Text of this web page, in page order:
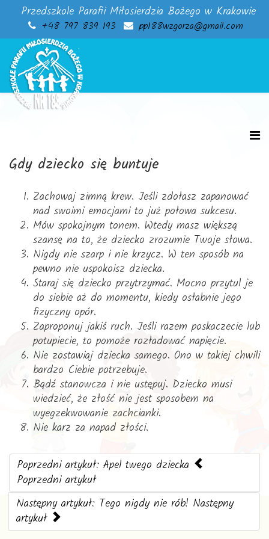
Przedszkole Parafii Miłosierdzia Bożego w Krakowie
+48 797 839 193 pp188wzgorza@gmail.com
Gdy dziecko się buntuje
Zachowaj zimną krew. Jeśli zdołasz zapanować
nad swoimi emocjami to już połowa sukcesu.
Mów spokojnym tonem. Wtedy masz większą
szansę na to, że dziecko zrozumie Twoje słowa.
Nigdy nie szarp i nie krzycz. W ten sposób na
pewno nie uspokoisz dziecka.
Staraj się dziecko przytrzymać. Mocno przytul je
do siebie aż do momentu, kiedy osłabnie jego
fizyczny opór.
Zaproponuj jakiś ruch. Jeśli razem poskaczecie lub
potupiecie, to pomoże rozładować napięcie.
Nie zostawiaj dziecka samego. Ono w takiej chwili
bardzo Ciebie potrzebuje.
Bądź stanowcza i nie ustępuj. Dziecko musi
wiedzieć, że złość nie jest sposobem na
wyegzekwowanie zachcianki.
Nie karz za napad złości.
Poprzedni artykuł: Apel twego dziecka
Poprzedni artykuł
Następny artykuł: Tego nigdy nie rób! Następny
artykuł